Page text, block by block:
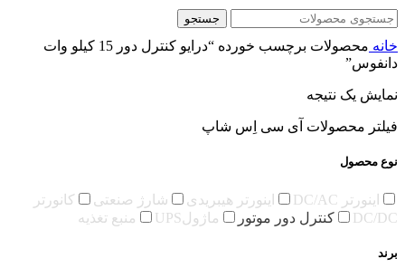
جستجو
خانه
محصولات برچسب خورده “درایو کنترل دور 15 کیلو وات
دانفوس”
نمایش یک نتیجه
فیلتر محصولات آی سی اِس شاپ
نوع محصول
اینورتر DC/AC اینورتر هیبریدی شارژ صنعتی
کانورتر
DC/DC
کنترل دور موتور ماژولUPS منبع تغذیه
برند